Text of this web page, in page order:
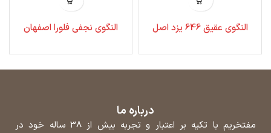
النگوی عقیق 646 یزد اصل النگوی نجفی فلورا اصفهان
درباره ما
مفتخریم با تکیه بر اعتبار و تجربه بیش از 38 ساله خود در